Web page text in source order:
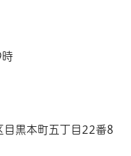
目黒本町五丁目22番8